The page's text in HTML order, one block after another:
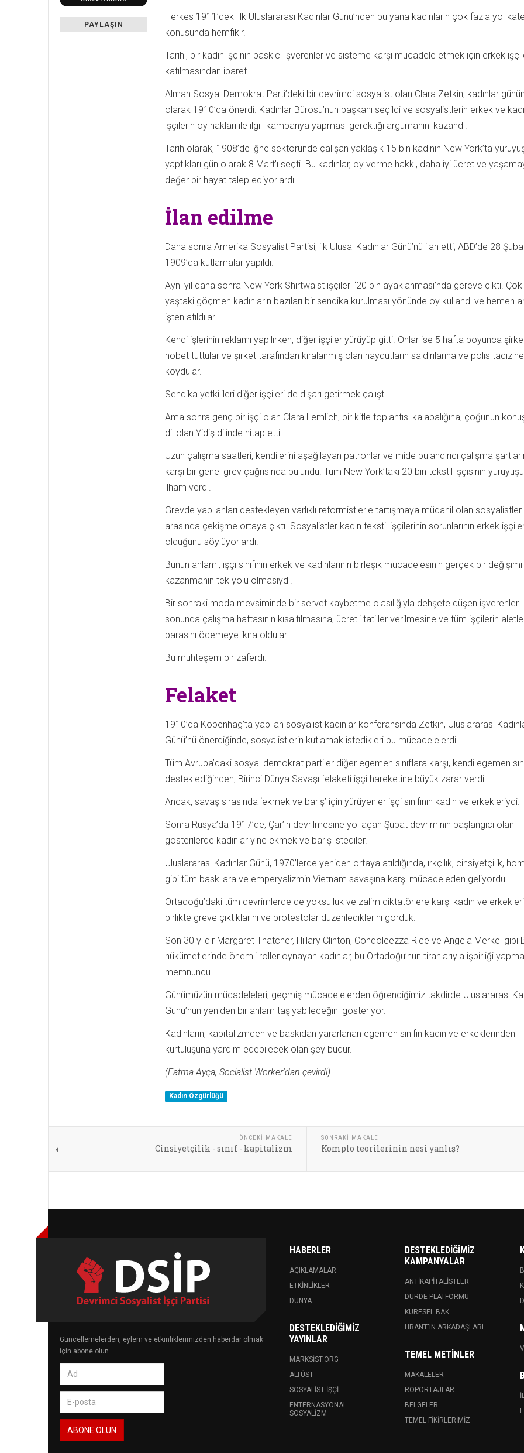
PAYLAŞIN
Herkes 1911’deki ilk Uluslararası Kadınlar Günü’nden bu yana kadınların çok fazla yol
konusunda hemfikir.
Tarihi, bir kadın işçinin baskıcı işverenler ve sisteme karşı mücadele etmek için erkek
katılmasından ibaret.
Alman Sosyal Demokrat Parti’deki bir devrimci sosyalist olan Clara Zetkin, kadınlar
olarak 1910’da önerdi. Kadınlar Bürosu’nun başkanı seçildi ve sosyalistlerin erkek ve
işçilerin oy hakları ile ilgili kampanya yapması gerektiği argümanını kazandı.
Tarih olarak, 1908’de iğne sektöründe çalışan yaklaşık 15 bin kadının New York’ta
yaptıkları gün olarak 8 Mart’ı seçti. Bu kadınlar, oy verme hakkı, daha iyi ücret ve
değer bir hayat talep ediyorlardı
İlan edilme
Daha sonra Amerika Sosyalist Partisi, ilk Ulusal Kadınlar Günü’nü ilan etti; ABD’de 28
1909’da kutlamalar yapıldı.
Aynı yıl daha sonra New York Shirtwaist işçileri ‘20 bin ayaklanması’nda gereve çıktı.
yaştaki göçmen kadınların bazıları bir sendika kurulması yönünde oy kullandı ve hemen
işten atıldılar.
Kendi işlerinin reklamı yapılırken, diğer işçiler yürüyüp gitti. Onlar ise 5 hafta boyunca
nöbet tuttular ve şirket tarafından kiralanmış olan haydutların saldırılarına ve polis tacizine
koydular.
Sendika yetkilileri diğer işçileri de dışarı getirmek çalıştı.
Ama sonra genç bir işçi olan Clara Lemlich, bir kitle toplantısı kalabalığına, çoğunun
dil olan Yidiş dilinde hitap etti.
Uzun çalışma saatleri, kendilerini aşağılayan patronlar ve mide bulandırıcı çalışma
karşı bir genel grev çağrısında bulundu. Tüm New York’taki 20 bin tekstil işçisinin
ilham verdi.
Grevde yapılanları destekleyen varlıklı reformistlerle tartışmaya müdahil olan sosyalistler
arasında çekişme ortaya çıktı. Sosyalistler kadın tekstil işçilerinin sorunlarının erkek
olduğunu söylüyorlardı.
Bunun anlamı, işçi sınıfının erkek ve kadınlarının birleşik mücadelesinin gerçek bir değişimi
kazanmanın tek yolu olmasıydı.
Bir sonraki moda mevsiminde bir servet kaybetme olasılığıyla dehşete düşen işverenler
sonunda çalışma haftasının kısaltılmasına, ücretli tatiller verilmesine ve tüm işçilerin
parasını ödemeye ikna oldular.
Bu muhteşem bir zaferdi.
Felaket
1910’da Kopenhag’ta yapılan sosyalist kadınlar konferansında Zetkin, Uluslararası
Günü’nü önerdiğinde, sosyalistlerin kutlamak istedikleri bu mücadelelerdi.
Tüm Avrupa’daki sosyal demokrat partiler diğer egemen sınıflara karşı, kendi egemen
desteklediğinden, Birinci Dünya Savaşı felaketi işçi hareketine büyük zarar verdi.
Ancak, savaş sırasında ‘ekmek ve barış’ için yürüyenler işçi sınıfının kadın ve erkekleriydi.
Sonra Rusya’da 1917’de, Çar’ın devrilmesine yol açan Şubat devriminin başlangıcı olan
gösterilerde kadınlar yine ekmek ve barış istediler.
Uluslararası Kadınlar Günü, 1970’lerde yeniden ortaya atıldığında, ırkçılık, cinsiyetçilik,
gibi tüm baskılara ve emperyalizmin Vietnam savaşına karşı mücadeleden geliyordu.
Ortadoğu’daki tüm devrimlerde de yoksulluk ve zalim diktatörlere karşı kadın ve
birlikte greve çıktıklarını ve protestolar düzenlediklerini gördük.
Son 30 yıldır Margaret Thatcher, Hillary Clinton, Condoleezza Rice ve Angela Merkel gibi
hükümetlerinde önemli roller oynayan kadınlar, bu Ortadoğu’nun tiranlarıyla işbirliği
memnundu.
Günümüzün mücadeleleri, geçmiş mücadelelerden öğrendiğimiz takdirde Uluslararası
Günü’nün yeniden bir anlam taşıyabileceğini gösteriyor.
Kadınların, kapitalizmden ve baskıdan yararlanan egemen sınıfın kadın ve erkeklerinden
kurtuluşuna yardım edebilecek olan şey budur.
(Fatma Ayça, Socialist Worker'dan çevirdi)
Kadın Özgürlüğü
ÖNCEKI MAKALE
Cinsiyetçilik - sınıf - kapitalizm
SONRAKI MAKALE
Komplo teorilerinin nesi yanlış?
Güncellemelerden, eylem ve etkinliklerimizden haberdar olmak
için abone olun.
HABERLER
AÇIKLAMALAR
ETKINLIKLER
DÜNYA
DESTEKLEDIĞIMIZ
YAYINLAR
MARKSIST.ORG
ALTÜST
SOSYALIST İŞÇI
ENTERNASYONAL
SOSYALIZM
DESTEKLEDIĞIMIZ
KAMPANYALAR
ANTIKAPITALISTLER
DURDE PLATFORMU
KÜRESEL BAK
HRANT'IN ARKADAŞLARI
TEMEL METINLER
MAKALELER
RÖPORTAJLAR
BELGELER
TEMEL FIKIRLERIMIZ